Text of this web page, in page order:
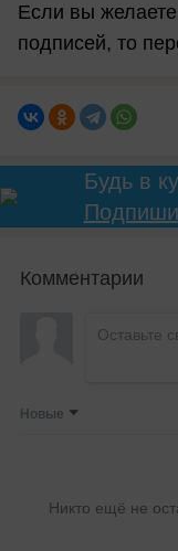
Если вы
подписей, то
Будь в
Комментарии
Новые
Никто ещё не